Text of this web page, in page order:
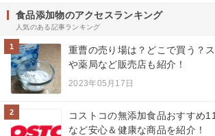
食品添加物のアクセスランキング
人気のある記事ランキング
1
重曹の売り場は？どこで買う？
や薬局など販売店も紹介！
2023年05月17日
2
コストコの無添加食品おすすめ
など安心＆健康な商品を紹介！